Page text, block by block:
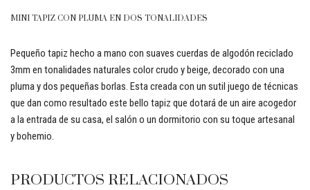
MINI TAPIZ CON PLUMA EN DOS TONALIDADES
Pequeño tapiz hecho a mano con suaves cuerdas de algodón reciclado
3mm en tonalidades naturales color crudo y beige, decorado con una
pluma y dos pequeñas borlas. Esta creada con un sutil juego de técnicas
que dan como resultado este bello tapiz que dotará de un aire acogedor
a la entrada de su casa, el salón o un dormitorio con su toque artesanal
y bohemio.
PRODUCTOS RELACIONADOS